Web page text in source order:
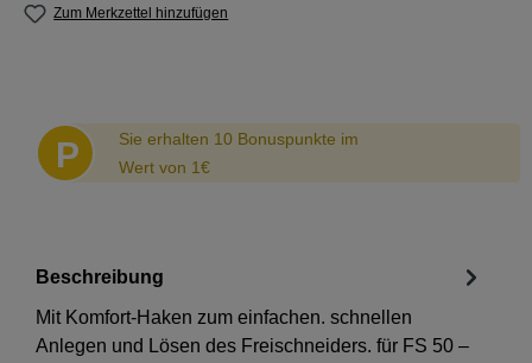
Zum Merkzettel hinzufügen
P
Sie erhalten 10 Bonuspunkte im
Wert von 1€
Beschreibung
Mit Komfort-Haken zum einfachen. schnellen
Anlegen und Lösen des Freischneiders. für FS 50 –